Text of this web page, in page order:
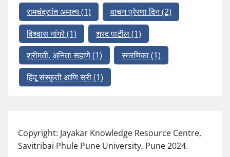
रामचंद्रपंत अमात्य(1) वाचन प्रेरणा दिन(2)
विश्वास नांगरे(1) शरद पाटील(1)
श्रीमती. अनिता सहाणे(1) स्मरणिका(1)
हिंदू संस्कृती आणि स्री(1)
Copyright: Jayakar Knowledge Resource Centre,
Savitribai Phule Pune University, Pune 2024.